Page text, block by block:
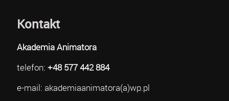
Kontakt
Akademia Animatora
telefon: +48 577 442 884
e-mail: akademiaanimatora(a)wp.pl